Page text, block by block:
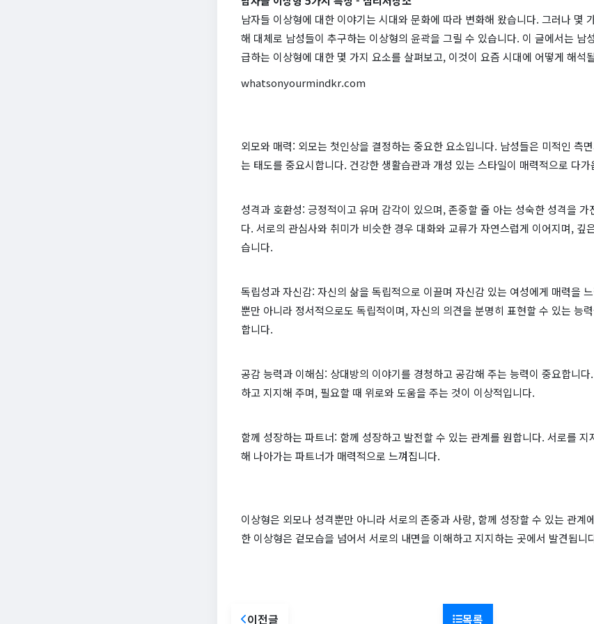
남자들 이상형에 대한 이야기는 시대와 문화에 따라 변화해 왔습니다. 그러나 몇
해 대체로 남성들이 추구하는 이상형의 윤곽을 그릴 수 있습니다. 이 글에서는 남
급하는 이상형에 대한 몇 가지 요소를 살펴보고, 이것이 요즘 시대에 어떻게 해석
whatsonyourmindkr.com
외모와 매력: 외모는 첫인상을 결정하는 중요한 요소입니다. 남성들은 미적인 측
는 태도를 중요시합니다. 건강한 생활습관과 개성 있는 스타일이 매력적으로 다가
성격과 호환성: 긍정적이고 유머 감각이 있으며, 존중할 줄 아는 성숙한 성격을 가
다. 서로의 관심사와 취미가 비슷한 경우 대화와 교류가 자연스럽게 이어지며, 깊
습니다.
독립성과 자신감: 자신의 삶을 독립적으로 이끌며 자신감 있는 여성에게 매력을
뿐만 아니라 정서적으로도 독립적이며, 자신의 의견을 분명히 표현할 수 있는 능
합니다.
공감 능력과 이해심: 상대방의 이야기를 경청하고 공감해 주는 능력이 중요합니
하고 지지해 주며, 필요할 때 위로와 도움을 주는 것이 이상적입니다.
함께 성장하는 파트너: 함께 성장하고 발전할 수 있는 관계를 원합니다. 서로를 지
해 나아가는 파트너가 매력적으로 느껴집니다.
이상형은 외모나 성격뿐만 아니라 서로의 존중과 사랑, 함께 성장할 수 있는 관계
한 이상형은 겉모습을 넘어서 서로의 내면을 이해하고 지지하는 곳에서 발견됩니
이전글 목록